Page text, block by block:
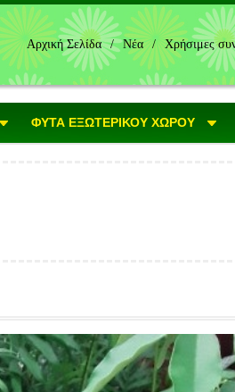
Αρχική Σελίδα / Νέα / Χρήσιμες
ΦΥΤΑ ΕΞΩΤΕΡΙΚΟΥ ΧΩΡΟΥ